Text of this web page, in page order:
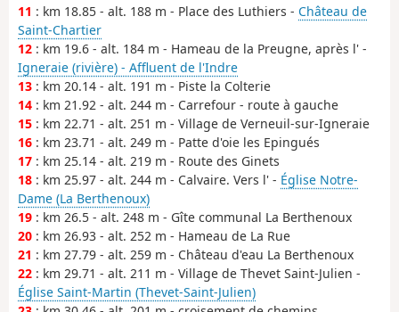
11 : km 18.85 - alt. 188 m - Place des Luthiers - Château de
Saint-Chartier
12 : km 19.6 - alt. 184 m - Hameau de la Preugne, après l' -
Igneraie (rivière) - Affluent de l'Indre
13 : km 20.14 - alt. 191 m - Piste la Colterie
14 : km 21.92 - alt. 244 m - Carrefour - route à gauche
15 : km 22.71 - alt. 251 m - Village de Verneuil-sur-Igneraie
16 : km 23.71 - alt. 249 m - Patte d'oie les Epingués
17 : km 25.14 - alt. 219 m - Route des Ginets
18 : km 25.97 - alt. 244 m - Calvaire. Vers l' - Église Notre-
Dame (La Berthenoux)
19 : km 26.5 - alt. 248 m - Gîte communal La Berthenoux
20 : km 26.93 - alt. 252 m - Hameau de La Rue
21 : km 27.79 - alt. 259 m - Château d'eau La Berthenoux
22 : km 29.71 - alt. 211 m - Village de Thevet Saint-Julien -
Église Saint-Martin (Thevet-Saint-Julien)